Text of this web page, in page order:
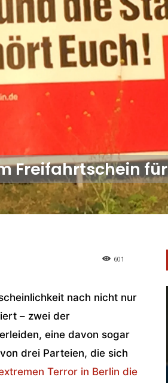
Freifahrtschein für
601
nach nicht nur
– zwei der
eine davon sogar
drei Parteien, die sich
Terror in Berlin die